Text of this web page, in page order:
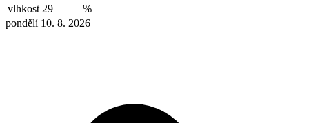
vlhkost 29
%
pondělí 10. 8. 2026